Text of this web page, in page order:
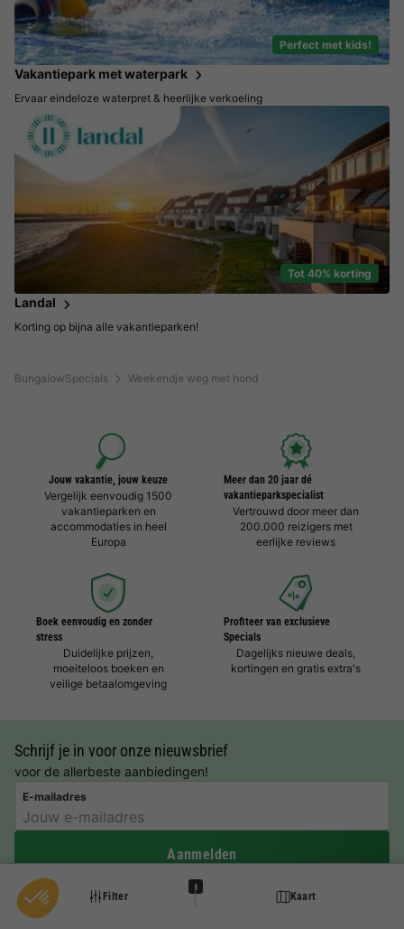
BungalowSpecials Weekendje weg met hond
Filter
1
Kaart
Perfect met kids!
Vakantiepark met waterpark
Ervaar eindeloze waterpret & heerlijke verkoeling
Tot 40% korting
Landal
Korting op bijna alle vakantieparken!
Jouw vakantie, jouw keuze
Vergelijk eenvoudig 1500
vakantieparken en
accommodaties in heel
Europa
Meer dan 20 jaar dé
vakantieparkspecialist
Vertrouwd door meer dan
200.000 reizigers met
eerlijke reviews
Boek eenvoudig en zonder
stress
Duidelijke prijzen,
moeiteloos boeken en
veilige betaalomgeving
Profiteer van exclusieve
Specials
Dagelijks nieuwe deals,
kortingen en gratis extra's
Schrijf je in voor onze nieuwsbrief
voor de allerbeste aanbiedingen!
E-mailadres
Aanmelden